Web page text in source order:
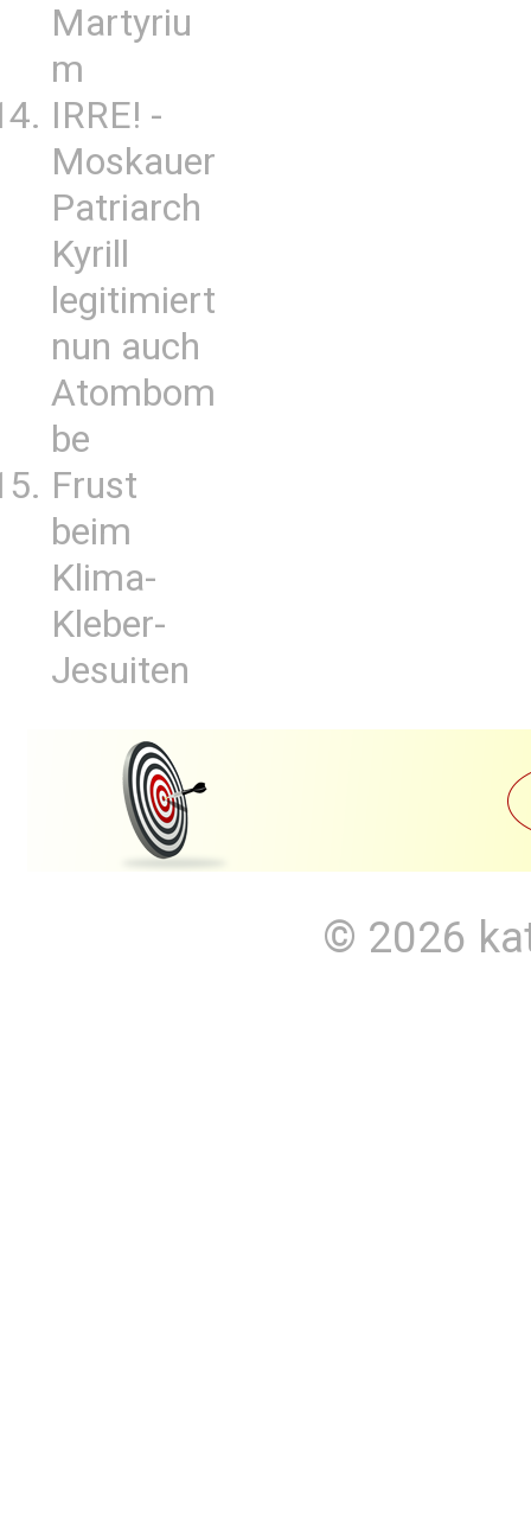
Martyriu
m
IRRE! -
Moskauer
Patriarch
Kyrill
legitimiert
nun auch
Atombom
be
Frust
beim
Klima-
Kleber-
Jesuiten
© 2026